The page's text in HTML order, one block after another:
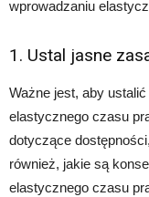
wprowadzaniu
1. Ustal jasne
Ważne jest, aby
elastycznego czasu
dotyczące
również, jakie są
elastycznego czasu